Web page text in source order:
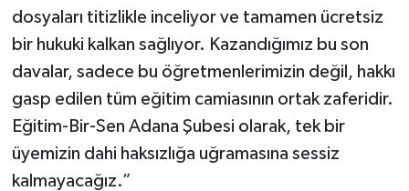
dosyaları titizlikle inceliyor ve tamamen ücretsiz
bir hukuki kalkan sağlıyor. Kazandığımız bu son
davalar, sadece bu öğretmenlerimizin değil, hakkı
gasp edilen tüm eğitim camiasının ortak zaferidir.
Eğitim-Bir-Sen Adana Şubesi olarak, tek bir
üyemizin dahi haksızlığa uğramasına sessiz
kalmayacağız.”